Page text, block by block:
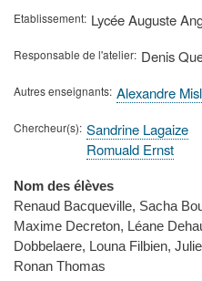
Etablissement Lycée Auguste
Responsable de l'atelier Denis
Autres enseignants Alexandre
Chercheur(s) Sandrine Lagaize
Romuald Ernst
Nom des élèves
Renaud Bacqueville, Sacha
Maxime Decreton, Léane
Dobbelaere, Louna Filbien,
Ronan Thomas